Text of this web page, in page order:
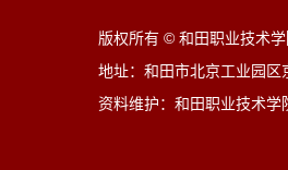
版权所有 © 和田职业技术
地址：和田市北京工业园区
资料维护：和田职业技术学